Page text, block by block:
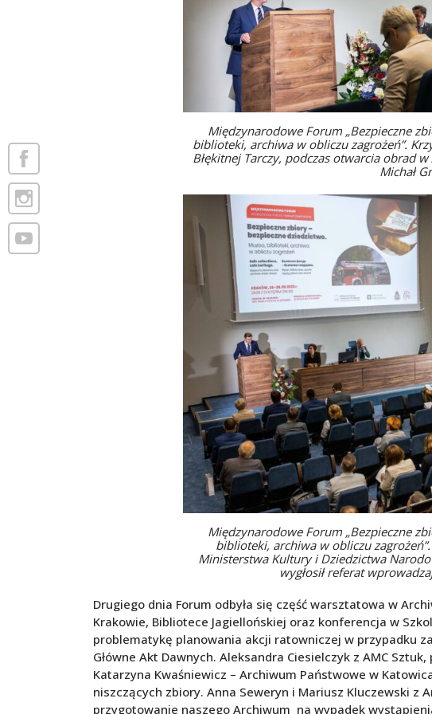
Międzynarodowe Forum „Bezpieczne
biblioteki, archiwa w obliczu zagrożeń”.
Błękitnej Tarczy, podczas otwarcia obrad
Michał
Międzynarodowe Forum „Bezpieczne
biblioteki, archiwa w obliczu
Ministerstwa Kultury i Dziedzictwa
wygłosił referat
Drugiego dnia Forum odbyła się część warsztatowa w
Krakowie, Bibliotece Jagiellońskiej oraz konferencja w
problematykę planowania akcji ratowniczej w przypadku
Główne Akt Dawnych. Aleksandra Ciesielczyk z AMC
Katarzyna Kwaśniewicz – Archiwum Państwowe w
niszczących zbiory. Anna Seweryn i Mariusz Kluczewski z
przygotowanie naszego Archiwum na wypadek